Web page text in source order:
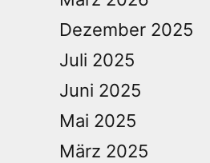
Dezember 2025
Juli 2025
Juni 2025
Mai 2025
März 2025